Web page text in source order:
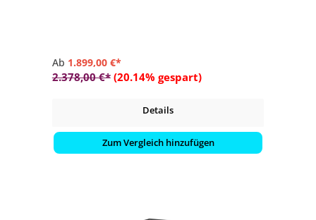
Ab 1.899,00 €*
2.378,00 €* (20.14% gespart)
Details
Zum Vergleich hinzufügen